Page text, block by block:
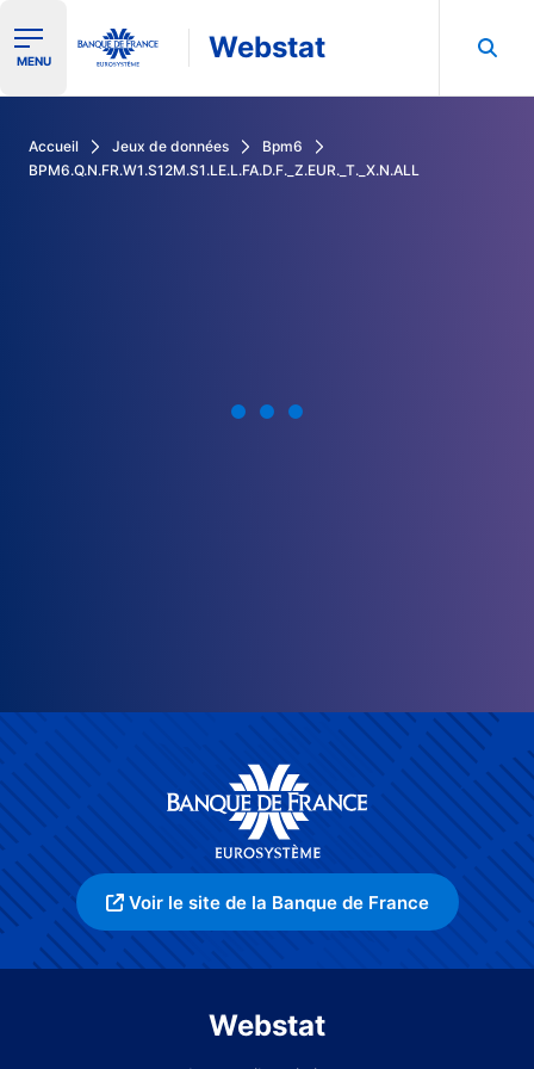
Ouvrir le menu de navigation
MENU Webstat
Accueil Jeux de données
Bpm6
BPM6.Q.N.FR.W1.S12M.S1.LE.L.FA.D.F._Z.EUR._T._X.N.ALL
Voir le site de la Banque de France
Webstat